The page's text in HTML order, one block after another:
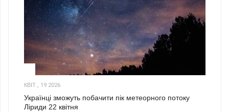
КВІТ., 19 2026
Українці зможуть побачити пік метеорного потоку
Ліриди 22 квітня